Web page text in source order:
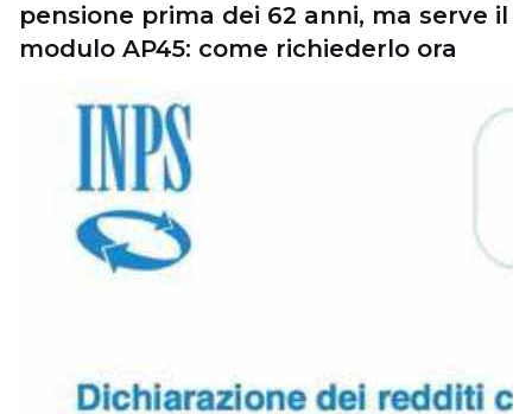
pensione prima dei 62 anni, ma serve il
modulo AP45: come richiederlo ora